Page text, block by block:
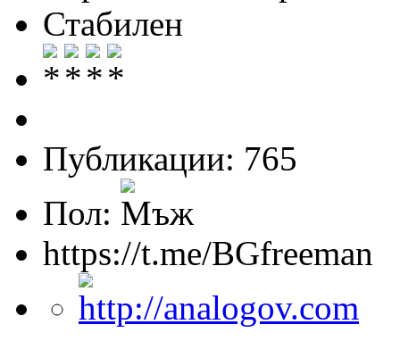
Стабилен
Публикации: 765
Пол:
https://t.me/BGfreeman